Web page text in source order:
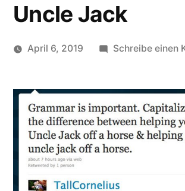
Uncle Jack
April 6, 2019 Schreibe einen